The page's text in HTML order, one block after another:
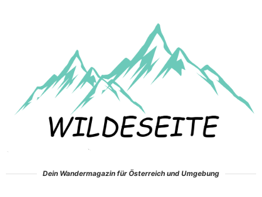
Dein Wandermagazin für Österreich und Umgebung